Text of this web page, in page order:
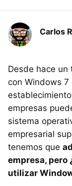
Carlos
Desde hace un
con Windows 7
empresas
sistema
empresarial
tenemos que
empresa, pero
utilizar